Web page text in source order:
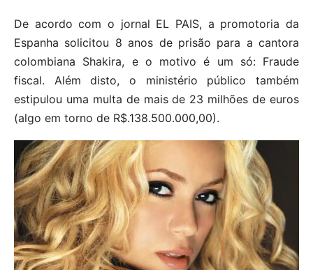
De acordo com o jornal EL PAIS, a promotoria da
Espanha solicitou 8 anos de prisão para a cantora
colombiana Shakira, e o motivo é um só: Fraude
fiscal. Além disto, o ministério público também
estipulou uma multa de mais de 23 milhões de euros
(algo em torno de R$.138.500.000,00).